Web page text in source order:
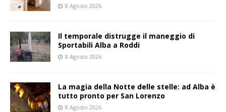
8 Agosto 2026
Il temporale distrugge il maneggio di
Sportabili Alba a Roddi
8 Agosto 2026
La magia della Notte delle stelle: ad Alba è
tutto pronto per San Lorenzo
8 Agosto 2026